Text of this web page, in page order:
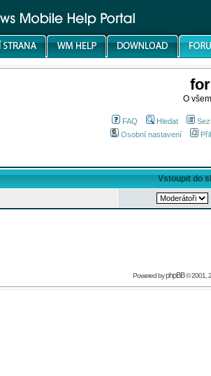
O
FAQ Hledat
Osobní nastavení
Vstoupit do
Powered byphpBB© 2001,